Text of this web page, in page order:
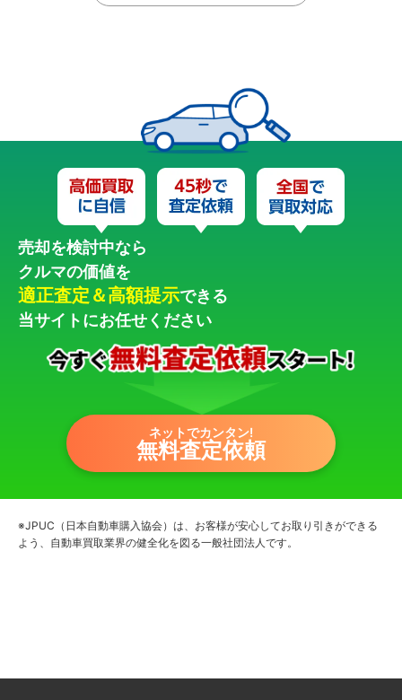
売却を検討中なら
クルマの価値を
適正査定＆高額提示できる
当サイトにお任せください
ネットでカンタン!
無料査定依頼
※JPUC（日本自動車購入協会）は、お客様が安心してお取り引きができる
よう、自動車買取業界の健全化を図る一般社団法人です。